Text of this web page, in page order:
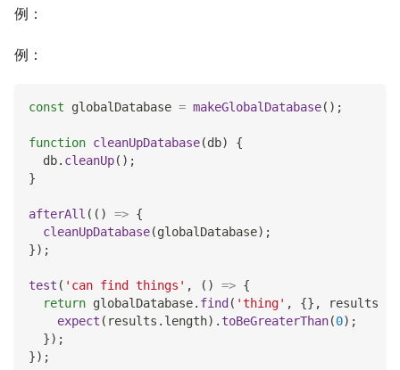
例：
例：
const globalDatabase = makeGlobalDatabase( ) ;
function cleanUpDatabase(db)
{
  db
. cleanUp( ) ;
}
afterAll ( ( ) => {
cleanUpDatabase(globalDatabase) ;
}) ;
test ( 'can find things' , ( ) => {
return globalDatabase. find( 'thing' , {} , results
expect ( results . length) . toBeGreaterThan(0) ;
}) ;
}) ;